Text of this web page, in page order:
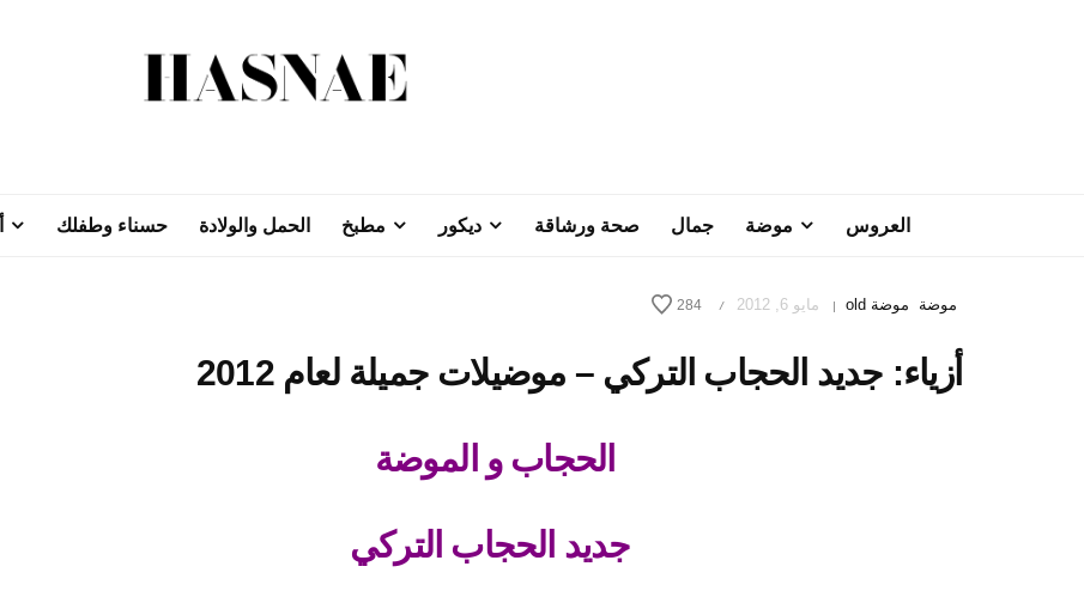
العروس موضة جمال صحة ورشاقة ديكور مطبخ الحمل والولادة حسناء وطفلك
موضة موضة old | مايو 6, 2012 /
284
أزياء: جديد الحجاب التركي – موضيلات جميلة لعام 2012
الحجاب و الموضة
جديد الحجاب التركي